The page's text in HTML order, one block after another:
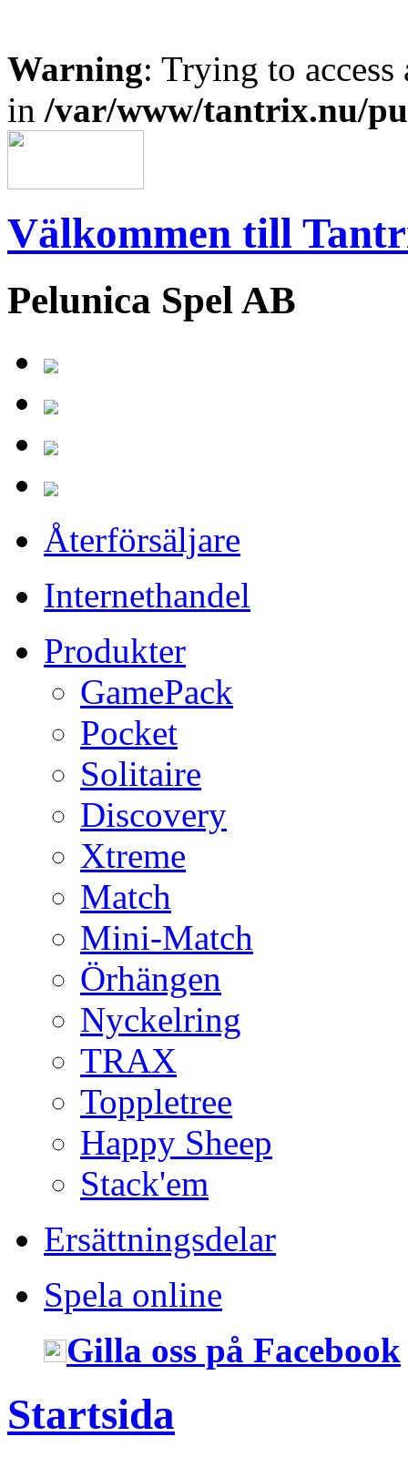
Warning: Trying to
in /var/www/tantrix.nu/
Välkommen till
Pelunica Spel AB
Återförsäljare
Internethandel
Produkter
GamePack
Pocket
Solitaire
Discovery
Xtreme
Match
Mini-Match
Örhängen
Nyckelring
TRAX
Toppletree
Happy Sheep
Stack'em
Ersättningsdelar
Spela online
Gilla oss på Facebook
Startsida